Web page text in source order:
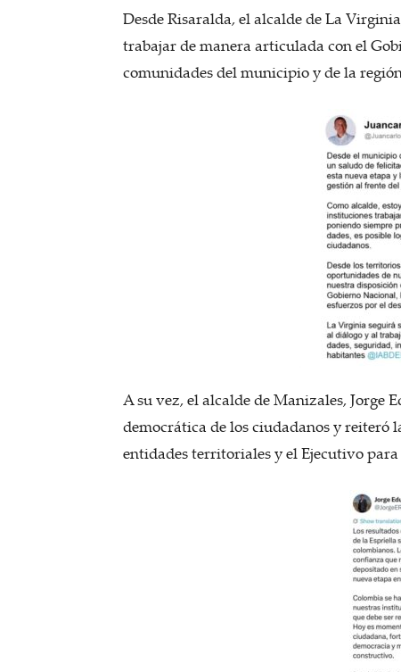
Desde Risaralda, el alcalde de La
trabajar de manera articulada con el
comunidades del municipio y de la
A su vez, el alcalde de Manizales, Jorge
democrática de los ciudadanos y reiteró
entidades territoriales y el Ejecutivo